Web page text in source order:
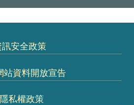
訊安全政策
站資料開放宣告
隱私權政策